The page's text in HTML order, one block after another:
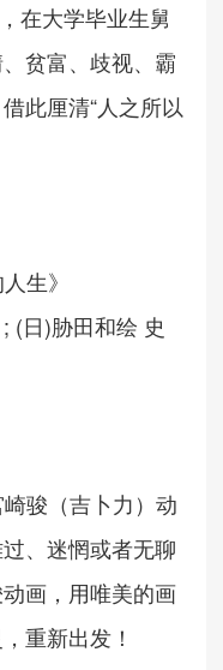
，在大学毕业生舅
贫富、歧视、霸
此厘清“人之所以
生》
; ( 日 )胁田和绘 史
崎骏（吉卜力）动
、迷惘或者无聊
画，用唯美的画
重新出发！